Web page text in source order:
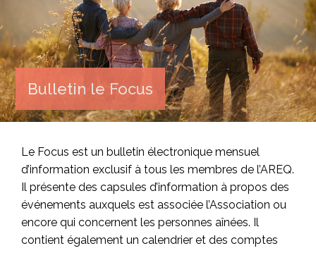
Bulletin le Focus
Le Focus est un bulletin électronique mensuel
d’information exclusif à tous les membres de l’AREQ.
Il présente des capsules d’information à propos des
événements auxquels est associée l’Association ou
encore qui concernent les personnes aînées. Il
contient également un calendrier et des comptes